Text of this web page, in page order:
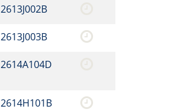
2613J002B
2613J003B
2614A104D
2614H101B